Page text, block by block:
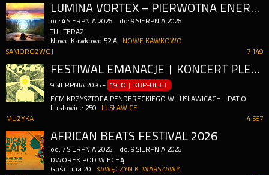
LUMINA VORTEX – PIERWOTNA ENERGIA MANIFESTACJI I UZDRAWIANIA
od:4 SIERPNIA 2026 do:9 SIERPNIA 2026
TU I TERAZ
Nowe Kawkowo 52 A
NOWE KAWKOWO
7 149
SAMOROZWOJ
FESTIWAL EMANACJE | KONCERT PLENEROWY W PATIO | A. BAUER, M. WALENTYNOWICZ, M. KORDYLASIŃSKA-PĘKALA, C. DUCHNOWSKI, M. PĘKALA
9 SIERPNIA 2026 - 19:30 | KUP-BILET
ECM KRZYSZTOFA PENDERECKIEGO W LUSŁAWICACH - PATIO
Lusławice 250
LUSŁAWICE
4 567
MUZYKA
AFRICAN BEATS FESTIVAL 2026
od: 7 SIERPNIA 2026 do:9 SIERPNIA 2026
DWOREK POD WIECHĄ
Gościnna 20
KAWĘCZYN K. WARSZAWY